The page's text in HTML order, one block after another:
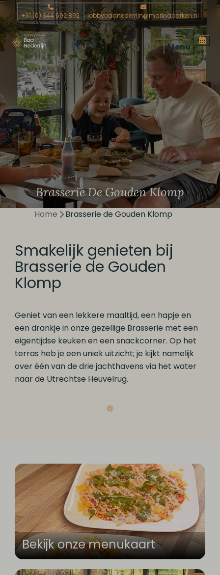
+31 (0) 344 692 892 lobbybadnederrijn@marinaparken.nl
Menu
Brasserie De Gouden Klomp
Home Brasserie de Gouden Klomp
Smakelijk genieten bij
Brasserie de Gouden
Klomp
Geniet van een lekkere maaltijd, een hapje en
een drankje in onze gezellige Brasserie met een
eigentijdse keuken en een snackcorner. Op het
terras heb je een uniek uitzicht; je kijkt namelijk
over één van de drie jachthavens via het water
naar de Utrechtse Heuvelrug.
Bekijk onze menukaart